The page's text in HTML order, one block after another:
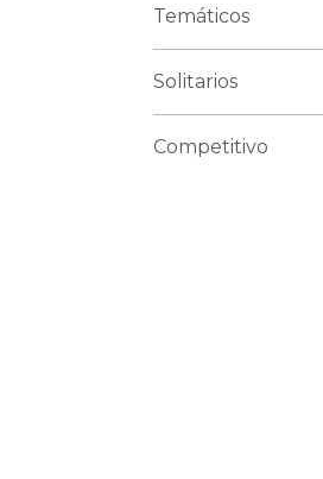
Temáticos
Solitarios
Competitivo